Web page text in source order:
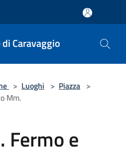
Caravaggio
> Luoghi > Piazza >
Mm.
Fermo e